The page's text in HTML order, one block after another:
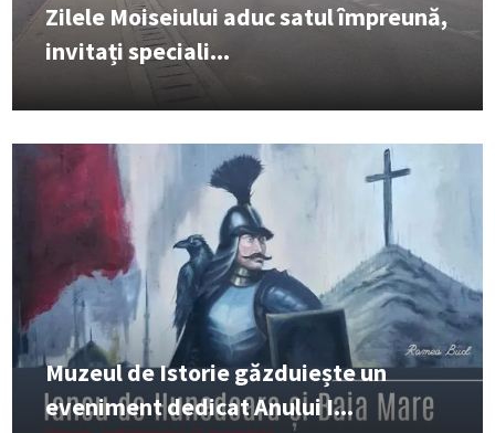
Zilele Moiseiului aduc satul împreună,
invitați speciali...
Muzeul de Istorie găzduiește un
eveniment dedicat Anului I...